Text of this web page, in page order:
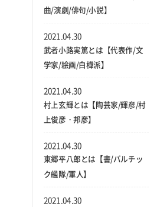
曲/演劇/俳句/小説】
武者小路実篤とは【代表作/文
学家/絵画/白樺派】
2021.04.30
村上玄輝とは【陶芸家/輝彦/村
上俊彦・邦彦】
2021.04.30
東郷平八郎とは【書/バルチッ
ク艦隊/軍人】
2021.04.30
2021.04.30